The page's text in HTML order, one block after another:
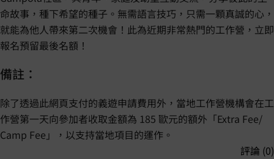
命故事，種下希望的種子。無需語言技巧，只需一顆真誠的心，
就能為他人帶來第二次機會！此為近期非常熱門的工作營，立即
報名預留最後名額！
備註：
除了透過此網頁支付的義遊申請費用外，當地工作營機構會在工
作營第一天向參加者收取金額為 185 歐元的額外「Extra Fee/
Camp Fee」，以支持當地項目的運作。
評論 (0)